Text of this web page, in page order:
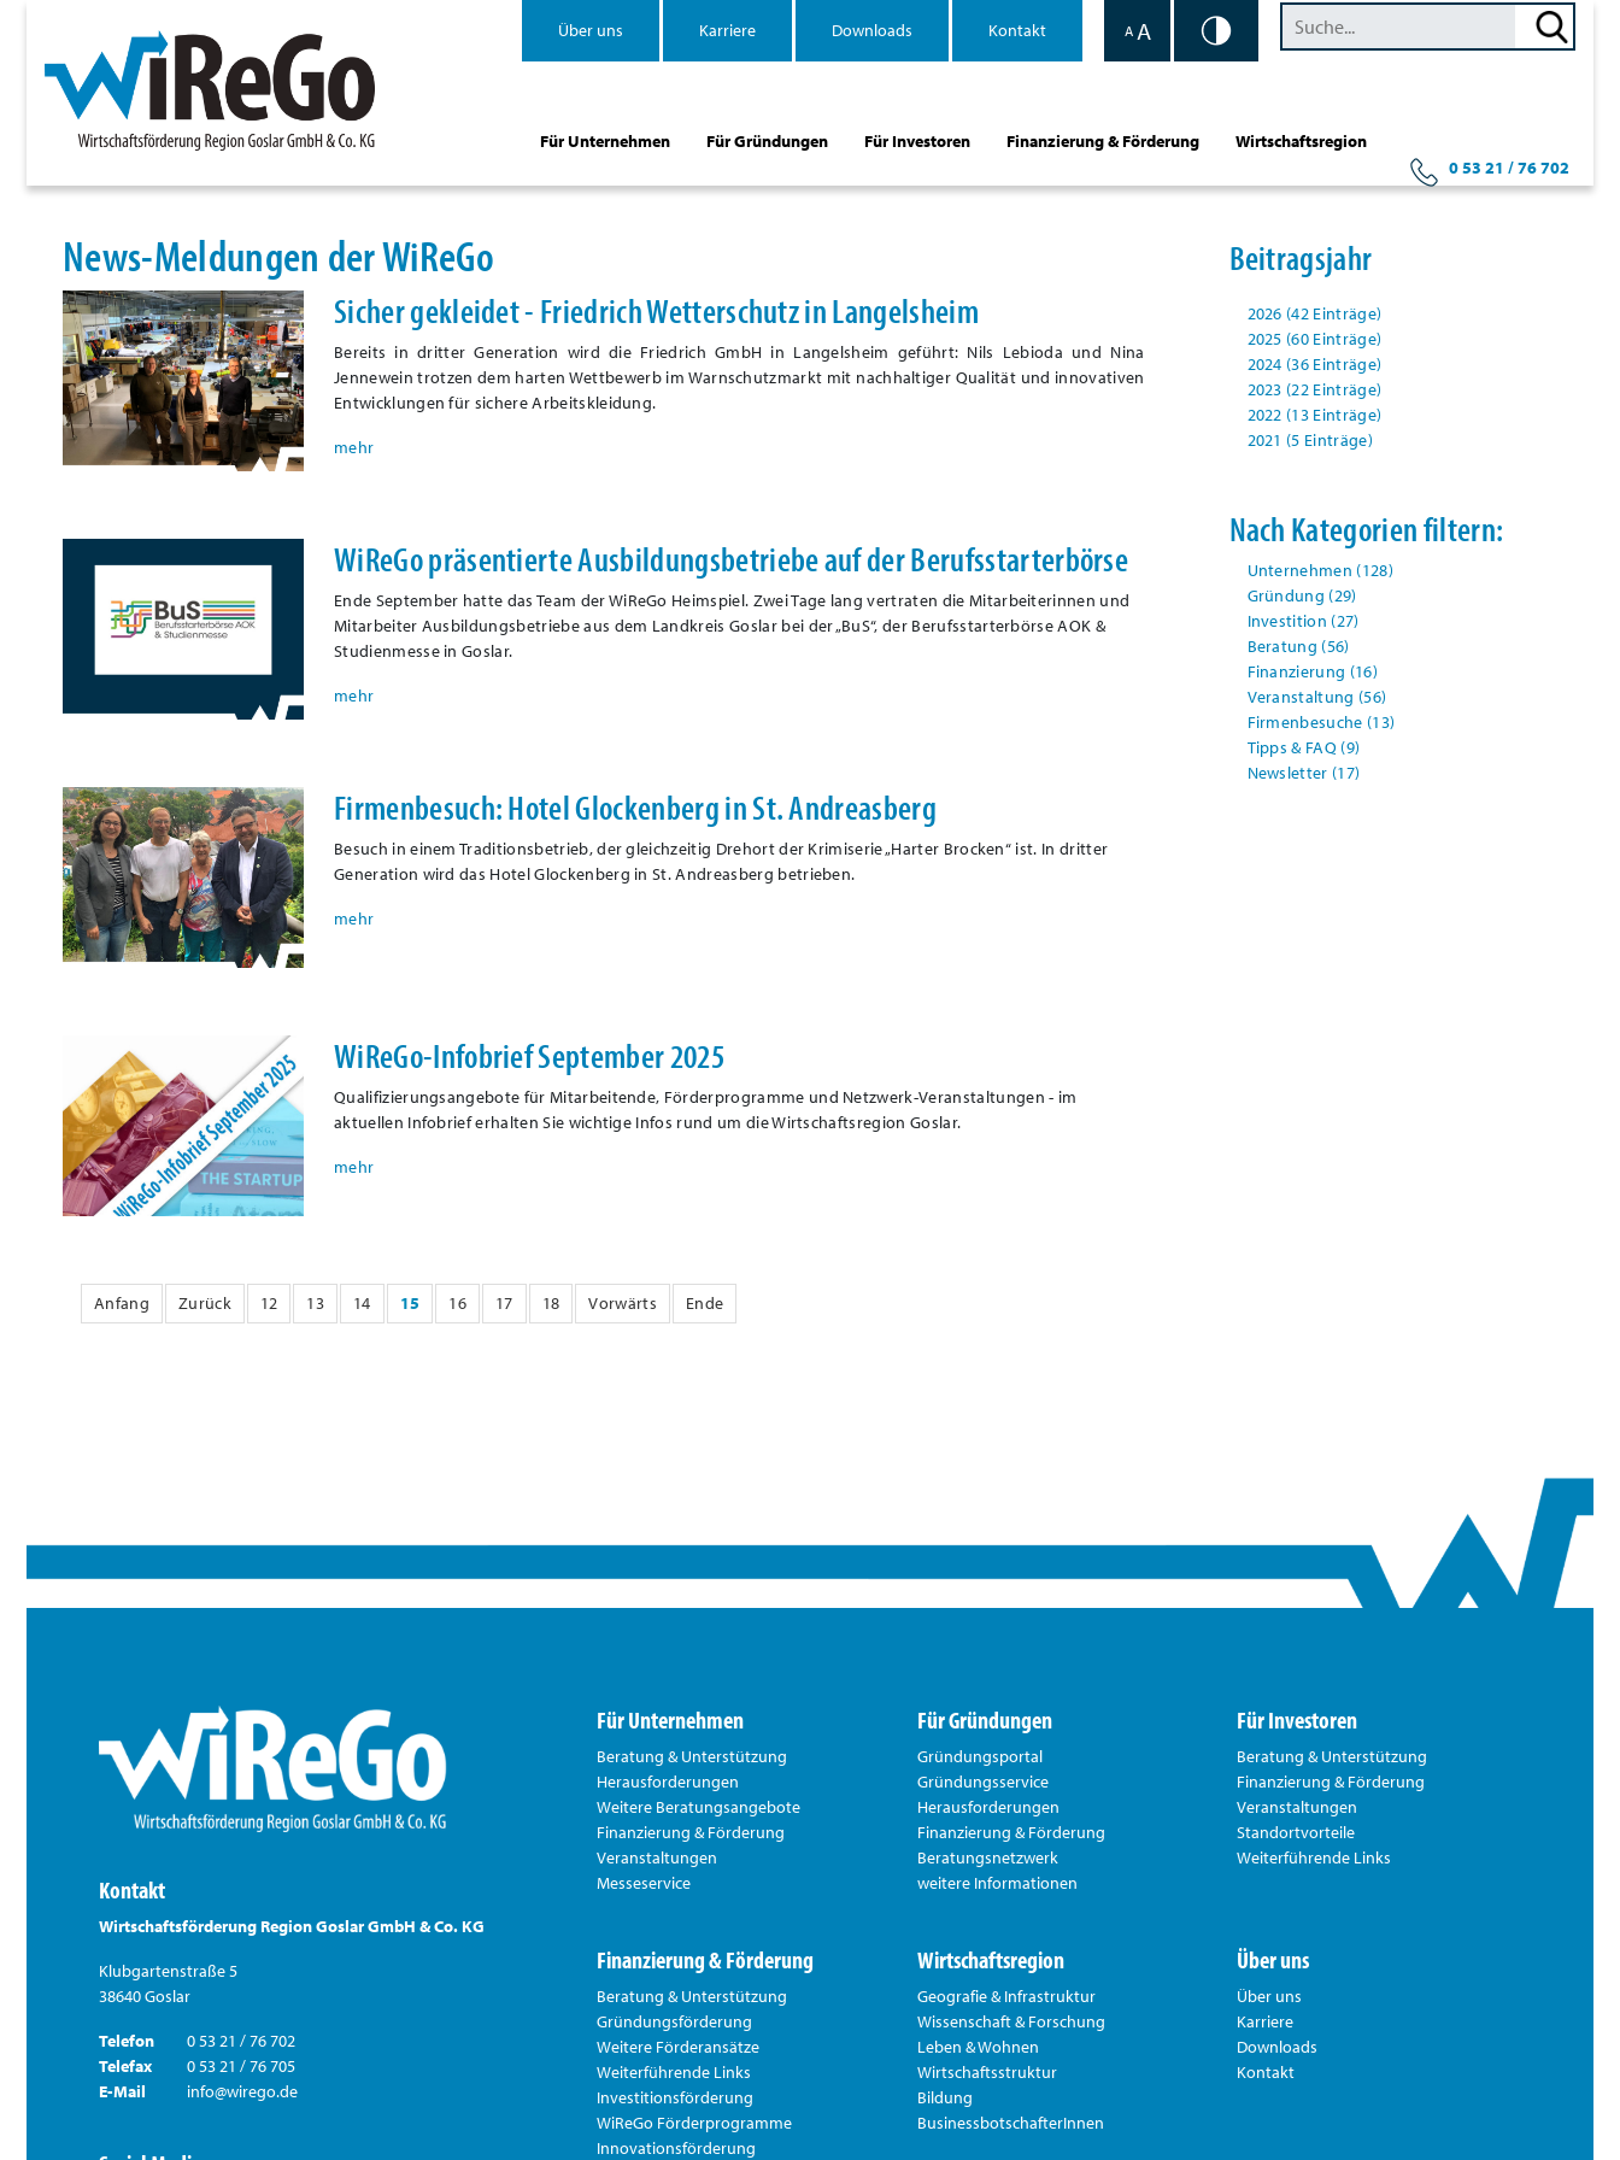
Über uns Karriere Downloads Kontakt A A
Für Unternehmen Für Gründungen Für Investoren Finanzierung & Förderung
Wirtschaftsregion
0 53 21 / 76 702
News-Meldungen der WiReGo
Sicher gekleidet - Friedrich Wetterschutz in Langelsheim
Bereits in dritter Generation wird die Friedrich GmbH in Langelsheim geführt: Nils Lebioda und Nina
Jennewein trotzen dem harten Wettbewerb im Warnschutzmarkt mit nachhaltiger Qualität und innovativen
Entwicklungen für sichere Arbeitskleidung.
WiReGo präsentierte Ausbildungsbetriebe auf der Berufsstarterbörse
Ende September hatte das Team der WiReGo Heimspiel. Zwei Tage lang vertraten die Mitarbeiterinnen und
Mitarbeiter Ausbildungsbetriebe aus dem Landkreis Goslar bei der „BuS“, der Berufsstarterbörse AOK &
Studienmesse in Goslar.
Firmenbesuch: Hotel Glockenberg in St. Andreasberg
Besuch in einem Traditionsbetrieb, der gleichzeitig Drehort der Krimiserie „Harter Brocken“ ist. In dritter
Generation wird das Hotel Glockenberg in St. Andreasberg betrieben.
WiReGo-Infobrief September 2025
Qualifizierungsangebote für Mitarbeitende, Förderprogramme und Netzwerk-Veranstaltungen - im
aktuellen Infobrief erhalten Sie wichtige Infos rund um die Wirtschaftsregion Goslar.
Anfang Zurück 12 13 14 15 16 17 18 Vorwärts Ende
Beitragsjahr
2026 (42 Einträge)
2025 (60 Einträge)
2024 (36 Einträge)
2023 (22 Einträge)
2022 (13 Einträge)
2021 (5 Einträge)
Nach Kategorien filtern:
Unternehmen (128)
Gründung (29)
Investition (27)
Beratung (56)
Finanzierung (16)
Veranstaltung (56)
Firmenbesuche (13)
Tipps & FAQ (9)
Newsletter (17)
Kontakt
Wirtschaftsförderung Region Goslar GmbH & Co. KG
Klubgartenstraße 5
38640 Goslar
Telefon
0 53 21 / 76 702
Telefax
0 53 21 / 76 705
E-Mail
info@wirego.de
Für Unternehmen
Beratung & Unterstützung
Herausforderungen
Weitere Beratungsangebote
Finanzierung & Förderung
Veranstaltungen
Messeservice
Für Gründungen
Gründungsportal
Gründungsservice
Herausforderungen
Finanzierung & Förderung
Beratungsnetzwerk
weitere Informationen
Für Investoren
Beratung & Unterstützung
Finanzierung & Förderung
Veranstaltungen
Standortvorteile
Weiterführende Links
Finanzierung & Förderung
Beratung & Unterstützung
Gründungsförderung
Weitere Förderansätze
Weiterführende Links
Investitionsförderung
WiReGo Förderprogramme
Innovationsförderung
Wirtschaftsregion
Geografie & Infrastruktur
Wissenschaft & Forschung
Leben & Wohnen
Wirtschaftsstruktur
Bildung
BusinessbotschafterInnen
Über uns
Über uns
Karriere
Downloads
Kontakt